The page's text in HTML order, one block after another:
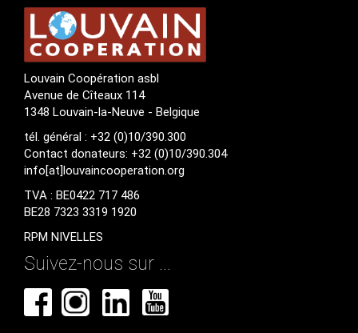
Louvain Coopération asbl
Avenue de Cîteaux 114
1348 Louvain-la-Neuve - Belgique
tél. général : +32 (0)10/390.300
Contact donateurs: +32 (0)10/390.304
info[at]louvaincooperation.org
TVA : BE0422 717 486
BE28 7323 3319 1920
RPM NIVELLES
Suivez-nous sur ...